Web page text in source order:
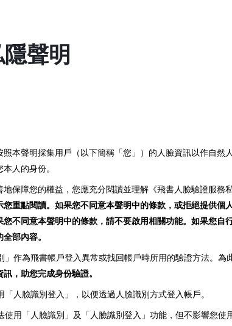
聲明
本聲明採集用戶（以下簡稱「您」）的人臉資訊以作自然
人的身份。
保障您的權益，您應充分閱讀並理解《飛書人臉驗證服務
重點閱讀。如果您不同意本聲明中的條款，或拒絕提供個
不同意本聲明中的條款，請不要啟用相關功能。如果您自
部內容。
作為飛書帳戶登入異常或找回帳戶時所用的驗證方法。為
，助您完成身份驗證。
人臉識別登入」，以便透過人臉識別方式登入帳戶。
用「人臉識別」及「人臉識別登入」功能，但不影響您使